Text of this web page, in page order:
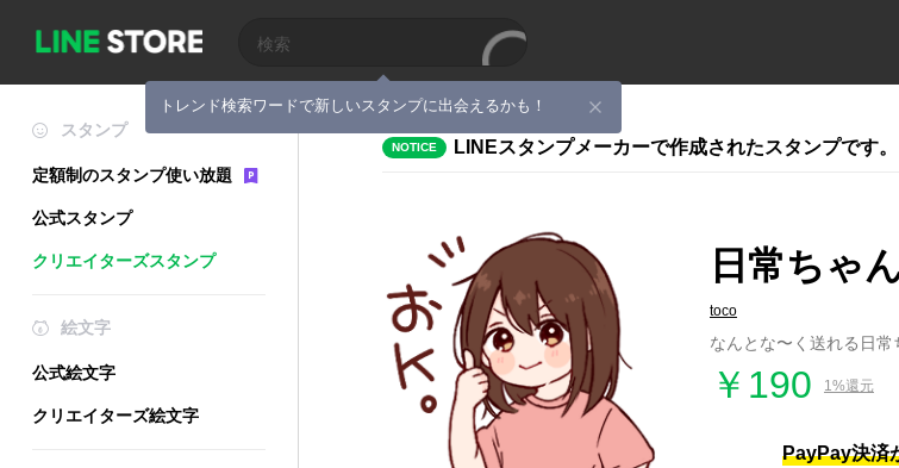
トレンド検索ワードで新しいスタンプに出会えるかも！
スタンプ
定額制のスタンプ使い放題
公式スタンプ
クリエイターズスタンプ
絵文字
公式絵文字
クリエイターズ絵文字
NOTICE LINEスタンプメーカーで作成されたスタンプです。
日常ちゃ
toco
なんとな〜く送れる日
￥190 1%還元
PayPay決済